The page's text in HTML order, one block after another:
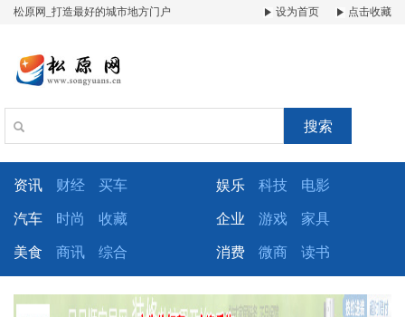
松原网_打造最好的城市地方门户 设为首页 点击收藏
搜索
资讯 财经 买车 娱乐 科技 电影
汽车 时尚 收藏 企业 游戏 家具
美食 商讯 综合 消费 微商 读书